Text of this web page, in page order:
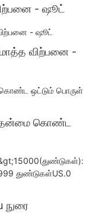
- ஷூட்
மொத்த விற்பனை -
தன்மை கொண்ட
நுரை